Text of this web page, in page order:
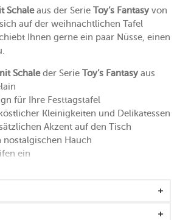
Schaleaus der Serie Toy’s Fantasy von
auf der weihnachtlichen Tafel
Ihnen gerne ein paar Nüsse, einen
Schaleder Serie Toy’s Fantasy aus
für Ihre Festtagstafel
Kleinigkeiten und Delikatessen
Akzent auf den Tisch
Hauch
ein